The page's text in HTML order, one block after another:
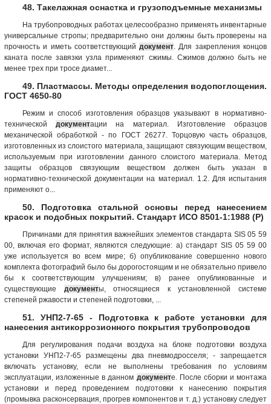
48. Такелажная оснастка и грузоподъемные механизмы
На трубопроводных работах целесообразно применять инвентарные
универсальные стропы; предварительно они должны быть проверены на
прочность и иметь соответствующийдокумент . Для закрепления концов
каната после завязки узла применяют сжимы. Сжимов должно быть не
менее трех при тросе диамет...
49. Пластмассы. Методы определения водопоглощения.
ГОСТ 4650-80
Режим и способ изготовления образцов указывают в нормативно-
техническойдокументации на материал. Изготовление образцов
механической обработкой - по ГОСТ 26277. Торцовую часть образцов,
изготовленных из слоистого материала, защищают связующим веществом,
используемым при изготовлении данного слоистого материала. Метод
защиты образцов связующим веществом должен быть указан в
нормативно-технической документации на материал. 1.2. Для испытания
применяют о...
50. Подготовка стальной основы перед нанесением
красок и подобных покрытий. Стандарт ИСО 8501-1:1988 (Р)
Причинами для принятия важнейших элементов стандарта SIS 05 59
00, включая его формат, являются следующие: а) стандарт SIS 05 59 00
уже используется во всем мире; б) опубликование совершенно нового
комплекта фотографий было бы дорогостоящим и не обязательно привело
бы к соответствующим улучшениям; в) ранее опубликованные и
существующие документы, относящиеся к установленной системе
степеней ржавости и степеней подготовки, ...
51. УНП2-7-65 - Подготовка к работе установки для
нанесения антикоррозионного покрытия трубопроводов
Для регулирования подачи воздуха на блоке подготовки воздуха
установки УНП2-7-65 размещены два пневмодросселя; - запрещается
включать установку, если не выполнены требования по условиям
эксплуатации, изложенные в данном документе. После сборки и монтажа
установки и перед проведением подготовки к нанесению покрытия
(промывка расконсервация, прогрев компонентов и т. д.) установку следует